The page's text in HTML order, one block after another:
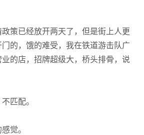
策已经放开两天了，但是街上人更
的，饿的难受，我在铁道游击队广
的店，招牌超级大，桥头排骨，说
匹配。
觉。